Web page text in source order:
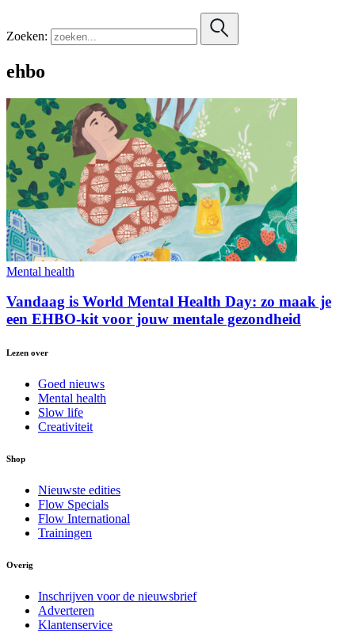
Zoeken:
ehbo
Mental health
Vandaag is World Mental Health Day: zo maak je
een EHBO-kit voor jouw mentale gezondheid
Lezen over
Goed nieuws
Mental health
Slow life
Creativiteit
Shop
Nieuwste edities
Flow Specials
Flow International
Trainingen
Overig
Inschrijven voor de nieuwsbrief
Adverteren
Klantenservice